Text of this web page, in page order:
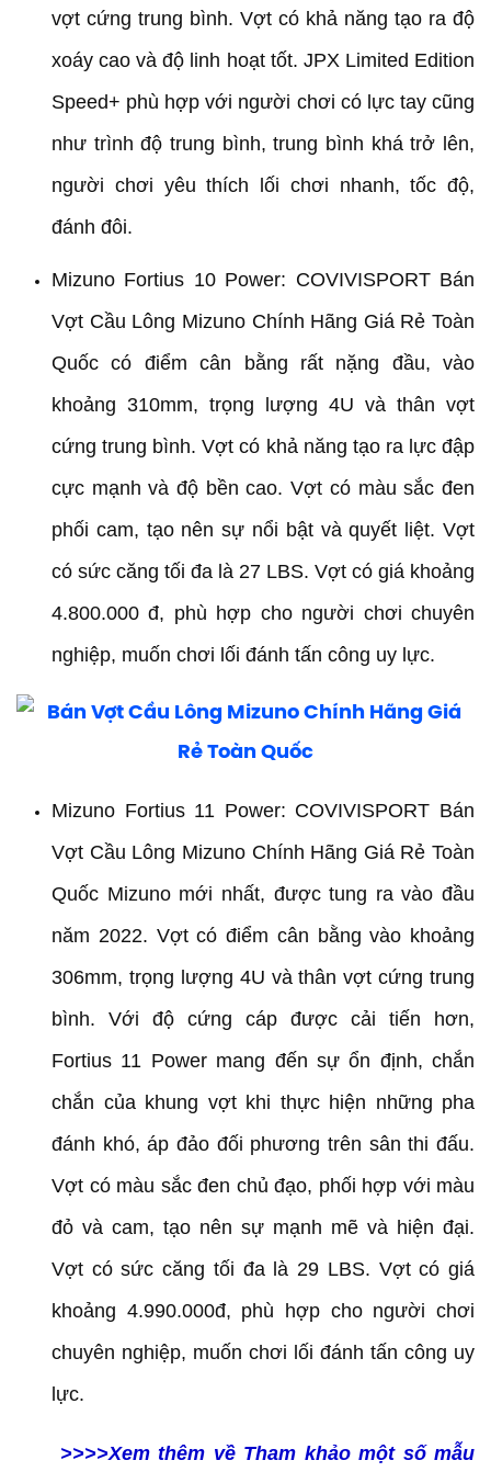
vợt cứng trung bình. Vợt có khả năng tạo ra độ
xoáy cao và độ linh hoạt tốt. JPX Limited Edition
Speed+ phù hợp với người chơi có lực tay cũng
như trình độ trung bình, trung bình khá trở lên,
người chơi yêu thích lối chơi nhanh, tốc độ,
đánh đôi.
Mizuno Fortius 10 Power: COVIVISPORT Bán
Vợt Cầu Lông Mizuno Chính Hãng Giá Rẻ Toàn
Quốc có điểm cân bằng rất nặng đầu, vào
khoảng 310mm, trọng lượng 4U và thân vợt
cứng trung bình. Vợt có khả năng tạo ra lực đập
cực mạnh và độ bền cao. Vợt có màu sắc đen
phối cam, tạo nên sự nổi bật và quyết liệt. Vợt
có sức căng tối đa là 27 LBS. Vợt có giá khoảng
4.800.000 đ, phù hợp cho người chơi chuyên
nghiệp, muốn chơi lối đánh tấn công uy lực.
Mizuno Fortius 11 Power: COVIVISPORT Bán
Vợt Cầu Lông Mizuno Chính Hãng Giá Rẻ Toàn
Quốc Mizuno mới nhất, được tung ra vào đầu
năm 2022. Vợt có điểm cân bằng vào khoảng
306mm, trọng lượng 4U và thân vợt cứng trung
bình. Với độ cứng cáp được cải tiến hơn,
Fortius 11 Power mang đến sự ổn định, chắn
chắn của khung vợt khi thực hiện những pha
đánh khó, áp đảo đối phương trên sân thi đấu.
Vợt có màu sắc đen chủ đạo, phối hợp với màu
đỏ và cam, tạo nên sự mạnh mẽ và hiện đại.
Vợt có sức căng tối đa là 29 LBS. Vợt có giá
khoảng 4.990.000đ, phù hợp cho người chơi
chuyên nghiệp, muốn chơi lối đánh tấn công uy
lực.
​​​​​​​>>>>Xem thêm về Tham khảo một số mẫu